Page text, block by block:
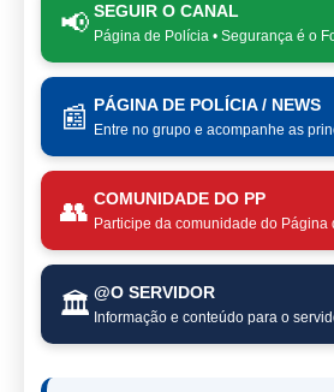
📢 SEGUIR O CANAL
Página de Polícia • Segurança é o
📰 PÁGINA DE POLÍCIA / NEWS
Entre no grupo e acompanhe as
👥 COMUNIDADE DO PP
Participe da comunidade do Página
🏛️ @O SERVIDOR
Informação e conteúdo para o